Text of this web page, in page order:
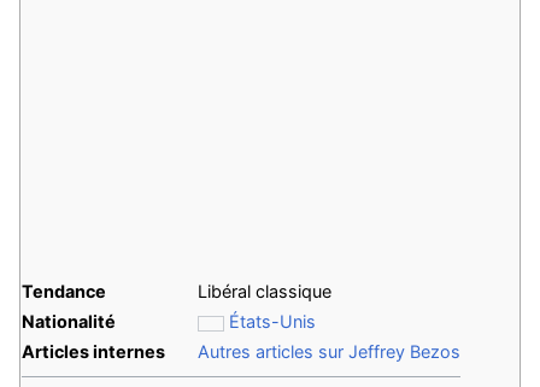
Tendance
Libéral classique
Nationalité
États-Unis
Articles internes
Autres articles sur Jeffrey Bezos